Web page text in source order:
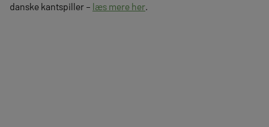
danske kantspiller – læs mere her.